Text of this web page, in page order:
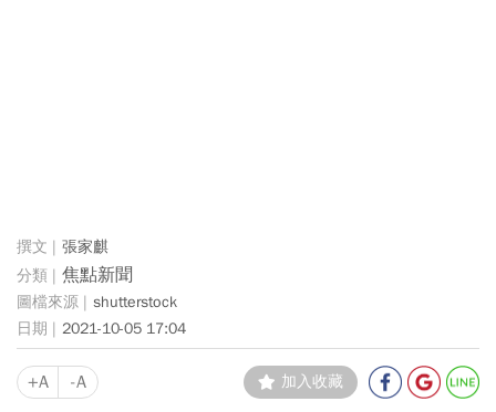
張家麒
焦點新聞
shutterstock
2021-10-05 17:04
+A -A 加入收藏